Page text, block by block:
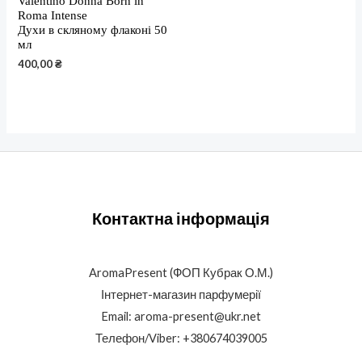
Roma Intense
Духи в скляному флаконі 50
мл
400,00₴
Контактна інформація
AromaPresent (ФОП Кубрак О.М.)
Інтернет-магазин парфумерії
Email: aroma-present@ukr.net
Телефон/Viber: +380674039005